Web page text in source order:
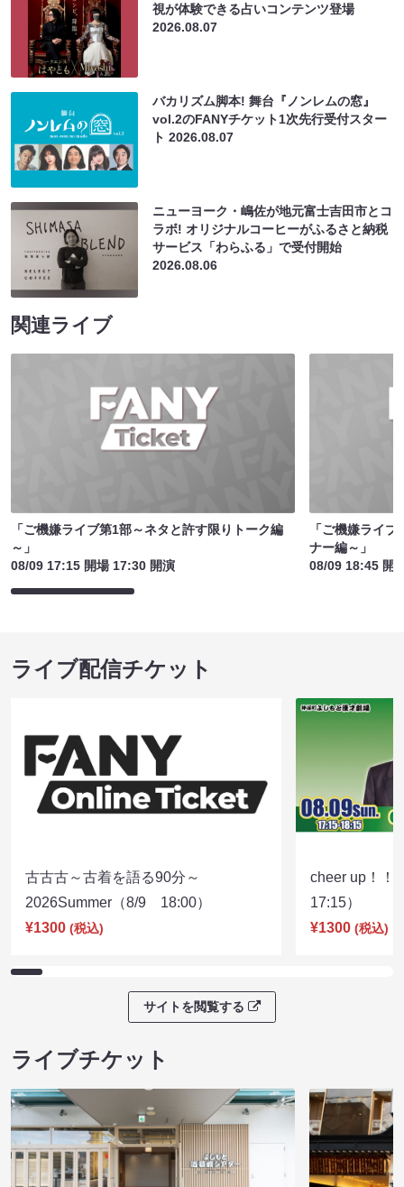
視が体験できる占いコンテンツ登場
2026.08.07
バカリズム脚本! 舞台『ノンレムの窓』
vol.2のFANYチケット1次先行受付スター
ト2026.08.07
ニューヨーク・嶋佐が地元富士吉田市とコ
ラボ! オリジナルコーヒーがふるさと納税
サービス「わらふる」で受付開始
2026.08.06
関連ライブ
「ご機嫌ライブ第1部～ネタと許す限りトーク編
～」
08/09 17:15 開場 17:30 開演
「ご機嫌ライ
ナー編～」
08/09 18:45 開
ライブ配信チケット
古古古～古着を語る90分～
2026Summer（8/9 18:00）
¥1300 (税込)
cheer up！
17:15）
¥1300 (税込)
サイトを閲覧する
ライブチケット